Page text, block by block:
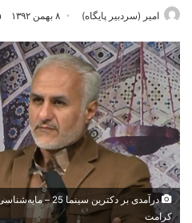
امیر (سردبیر پایگاه) ۸ بهمن ۱۳۹۲
کرامت